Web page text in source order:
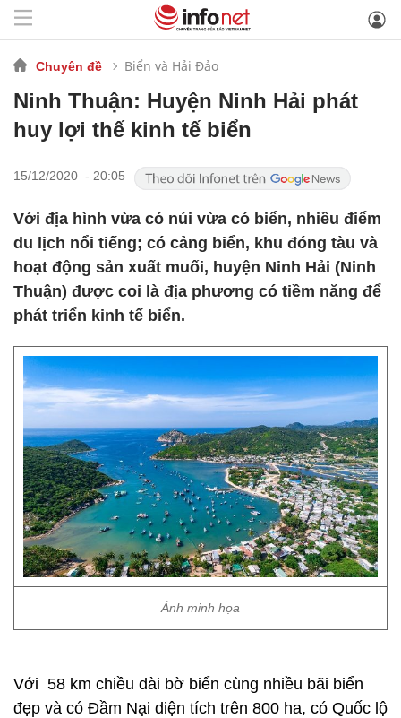
Chuyên đề Biển và Hải Đảo
Ninh Thuận: Huyện Ninh Hải phát
huy lợi thế kinh tế biển
15/12/2020 - 20:05
Với địa hình vừa có núi vừa có biển, nhiều điểm
du lịch nổi tiếng; có cảng biển, khu đóng tàu và
hoạt động sản xuất muối, huyện Ninh Hải (Ninh
Thuận) được coi là địa phương có tiềm năng để
phát triển kinh tế biển.
Ảnh minh họa
Với 58 km chiều dài bờ biển cùng nhiều bãi biển
đẹp và có Đầm Nại diện tích trên 800 ha, có Quốc lộ